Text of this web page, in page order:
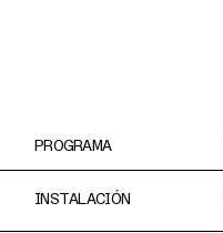
PROGRAMA
INSTALACIÓN